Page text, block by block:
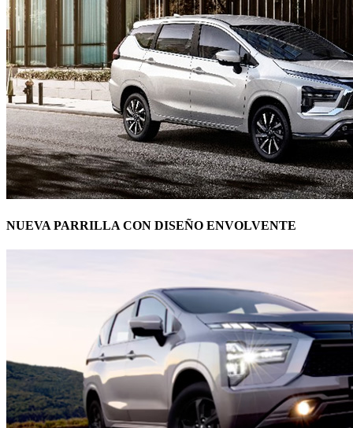
NUEVA PARRILLA CON DISEÑO ENVOLVENTE